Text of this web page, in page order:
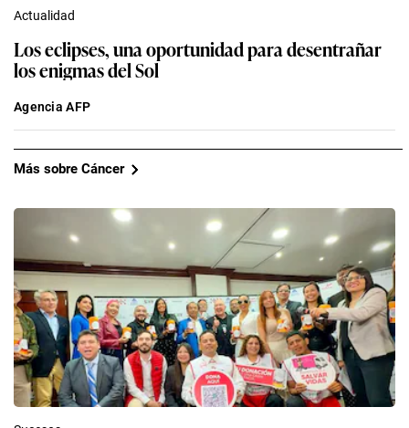
Actualidad
Los eclipses, una oportunidad para desentrañar
los enigmas del Sol
Agencia AFP
Más sobre Cáncer